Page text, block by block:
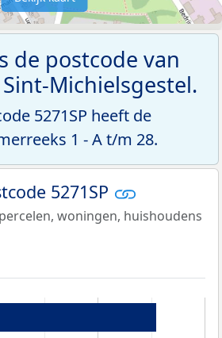
de postcode van
Michielsgestel.
5271SP heeft de
1 - A t/m 28.
5271SP
woningen, huishoudens